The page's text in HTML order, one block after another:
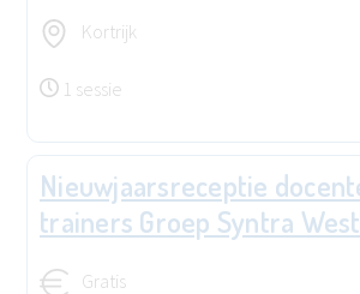
Kortrijk
1 sessie
Nieuwjaarsreceptie
trainers Groep Syntra West
Gratis